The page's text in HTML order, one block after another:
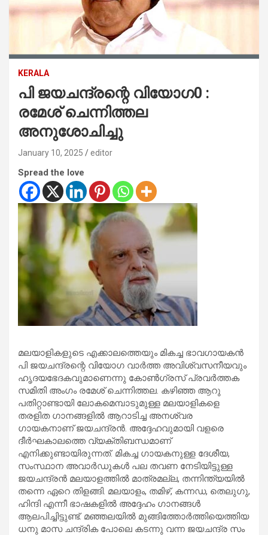
KERALA
പി ജയചന്ദ്രന്റെ വിയോ​ഗ0 :
രമേശ് ചെന്നിത്തല
അനുശോചിച്ചു
January 10, 2025 editor
Spread the love
മലയാളികളുടെ എക്കാലത്തെയും മികച്ച ഭാവ​ഗായകൻ
പി ജയചന്ദ്രന്റെ വിയോ​ഗ വാർത്ത അവിശ്വസനീയവും
ഹൃദയഭേദകവുമാണെന്നു കോൺ​ഗ്രസ് പ്രവർത്തക
സമിതി അം​ഗം രമേശ് ചെന്നിത്തല. കഴിഞ്ഞ ആറു
പതിറ്റാണ്ടായി ലോകമെമ്പാടുമുള്ള മലയാളികളെ
തരളിത ​ഗാനങ്ങളിൽ ആറാടിച്ച അനശ്വര ​
ഗായകനാണ് ജയചന്ദ്രൻ. അദ്ദേഹവുമായി വളരെ
ദീർഘകാലത്തെ വ്യക്തിബന്ധമാണ്
എനിക്കുണ്ടായിരുന്നത്. മികച്ച ഗായകനുള്ള ദേശീയ,
സംസ്ഥാന അവാർഡുകൾ പല തവണ നേടിയിട്ടുള്ള
ജയചന്ദ്രൻ മലയാളത്തിൽ മാത്രമല്ല, തന്നിന്ത്യയിൽ
തന്നെ ഏറെ തിളങ്ങി. മലയാളം, തമിഴ്, കന്നഡ, തെലുഗു,
ഹിന്ദി എന്നീ ഭാഷകളിൽ അദ്ദേഹം ഗാനങ്ങൾ
ആലപിച്ചിട്ടുണ്ട്. മഞ്ഞലയിൽ മുങ്ങിത്തോർത്തിയെത്തിയ
ധനു മാസ ചന്ദ്രിക പോലെ കടന്നു വന്ന ജയചന്ദ്ര സം​